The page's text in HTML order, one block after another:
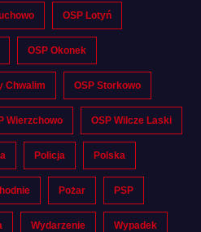
OSP Lotyń
OSP Okonek
Chwalim OSP Storkowo
Wierzchowo OSP Wilcze Laski
Policja Polska
Pożar PSP
Wydarzenie Wypadek